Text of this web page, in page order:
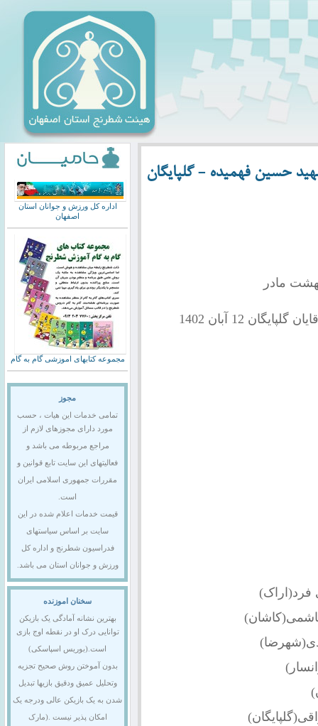
حسین فهمیده - گلپایگان
مادر
12 آبان 1402
اداره کل ورزش و جوانان استان
اصفهان
مجموعه کتابهای اموزشی گام به گام
مجوز
تمامی خدمات این هیات ، حسب
مورد دارای مجوزهای لازم از
مراجع مربوطه می باشد و
فعالیتهای این سایت تابع قوانین و
مقررات جمهوری اسلامی ایران
است.
قیمت خدمات اعلام شده در این
سایت بر اساس سیاستهای
فدراسیون شطرنج و اداره کل
ورزش و جوانان استان می باشد.
سخنان اموزنده
بهترین نشانه آمادگی یک بازیکن
توانایی درک او در نقطه اوج بازی
است.(بوریس اسپاسکی)
بدون آموختن روش صحیح تجزیه
وتحلیل عمیق ودقیق بازیها تبدیل
شدن به یک بازیکن عالی ودرجه یک
امکان پذیر نیست .(مارک